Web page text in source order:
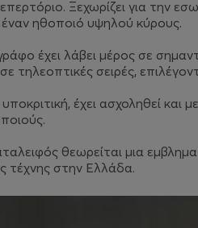
Ξεχωρίζει για την
ηθοποιό υψηλού κύρους.
έχει λάβει μέρος σε
σε τηλεοπτικές σειρές,
έχει ασχοληθεί και
θεωρείται μια
τέχνης στην Ελλάδα.